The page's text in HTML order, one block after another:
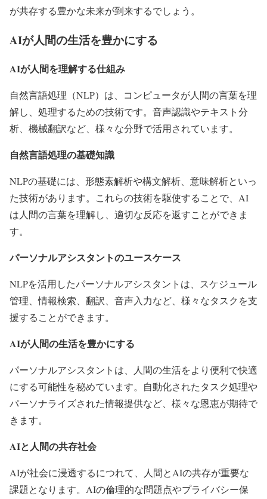
が共存する豊かな未来が到来するでしょう。
AIが人間の生活を豊かにする
AIが人間を理解する仕組み
自然言語処理（NLP）は、コンピュータが人間の言葉を理
解し、処理するための技術です。音声認識やテキスト分
析、機械翻訳など、様々な分野で活用されています。
自然言語処理の基礎知識
NLPの基礎には、形態素解析や構文解析、意味解析といっ
た技術があります。これらの技術を駆使することで、AI
は人間の言葉を理解し、適切な反応を返すことができま
す。
パーソナルアシスタントのユースケース
NLPを活用したパーソナルアシスタントは、スケジュール
管理、情報検索、翻訳、音声入力など、様々なタスクを支
援することができます。
AIが人間の生活を豊かにする
パーソナルアシスタントは、人間の生活をより便利で快適
にする可能性を秘めています。自動化されたタスク処理や
パーソナライズされた情報提供など、様々な恩恵が期待で
きます。
AIと人間の共存社会
AIが社会に浸透するにつれて、人間とAIの共存が重要な
課題となります。AIの倫理的な問題点やプライバシー保